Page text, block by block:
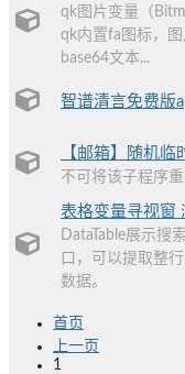
qk图片变量（
qk内置fa图标，图
base64文本...
智谱清言免费版
【邮箱】随机临
不可将该子程序
表格变量寻视窗
DataTable展示搜
口，可以提取整
数据。
首页
上一页
1